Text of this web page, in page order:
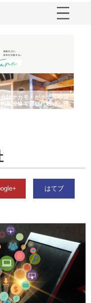
社ナカモトがホテルや店
装改修で選ばれ続ける理
はてブ